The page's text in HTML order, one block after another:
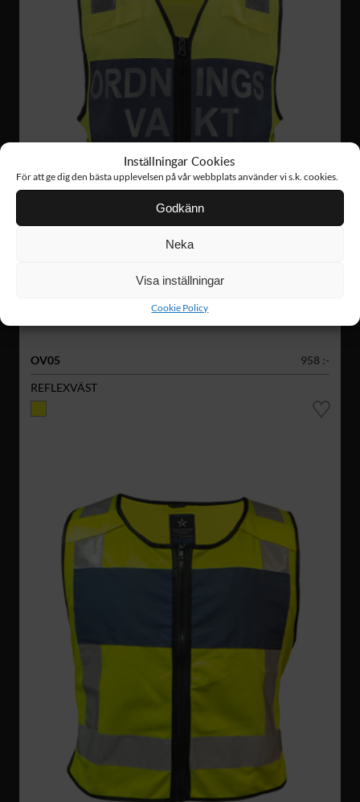
Inställningar Cookies
För att ge dig den bästa upplevelsen på vår webbplats använder vi s.k. cookies.
Godkänn
Neka
Visa inställningar
Cookie Policy
OV05
958 :-
REFLEXVÄST